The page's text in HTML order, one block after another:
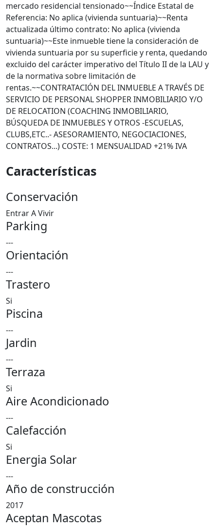
mercado residencial tensionado~~Índice Estatal de
Referencia: No aplica (vivienda suntuaria)~~Renta
actualizada último contrato: No aplica (vivienda
suntuaria)~~Este inmueble tiene la consideración de
vivienda suntuaria por su superficie y renta, quedando
excluido del carácter imperativo del Título II de la LAU y
de la normativa sobre limitación de
rentas.~~CONTRATACIÓN DEL INMUEBLE A TRAVÉS DE
SERVICIO DE PERSONAL SHOPPER INMOBILIARIO Y/O
DE RELOCATION (COACHING INMOBILIARIO,
BÚSQUEDA DE INMUEBLES Y OTROS -ESCUELAS,
CLUBS,ETC..- ASESORAMIENTO, NEGOCIACIONES,
CONTRATOS...) COSTE: 1 MENSUALIDAD +21% IVA
Características
Conservación
Entrar A Vivir
Parking
---
Orientación
---
Trastero
Si
Piscina
---
Jardin
---
Terraza
Si
Aire Acondicionado
---
Calefacción
Si
Energia Solar
---
Año de construcción
2017
Aceptan Mascotas